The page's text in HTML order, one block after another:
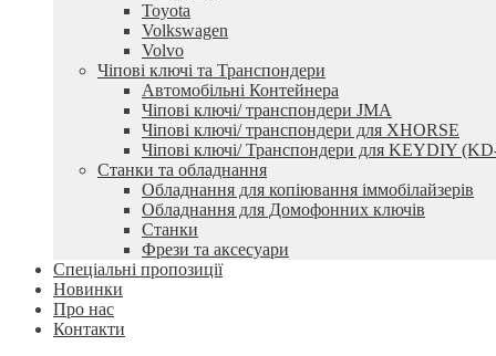
Toyota
Volkswagen
Volvo
Чіпові ключі та Транспондери
Автомобільні Контейнера
Чіпові ключі/ транспондери JMA
Чіпові ключі/ транспондери для XHORSE
Чіпові ключі/ Транспондери для KEYDIY
Станки та обладнання
Обладнання для копіювання іммобілайзерів
Обладнання для Домофонних ключів
Станки
Фрези та аксесуари
Спеціальні пропозиції
Новинки
Про нас
Контакти